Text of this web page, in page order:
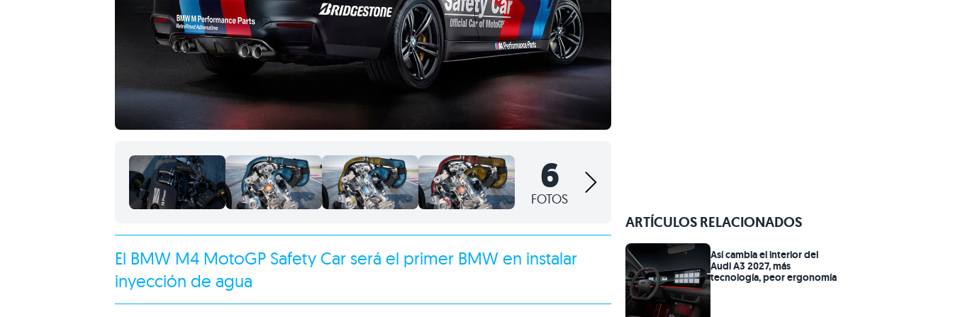
6
FOTOS
El BMW M4 MotoGP Safety Car será el primer BMW en instalar
inyección de agua
ARTÍCULOS RELACIONADOS
Así cambia el interior del
Audi A3 2027, más
tecnología, peor ergonomía